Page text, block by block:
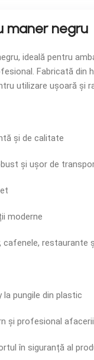
maner negru
ideală pentru
Fabricată din
utilizare ușoară și
și de calitate
și ușor de
moderne
cafenele, restaurante
pungile din plastic
și profesional
în siguranță al